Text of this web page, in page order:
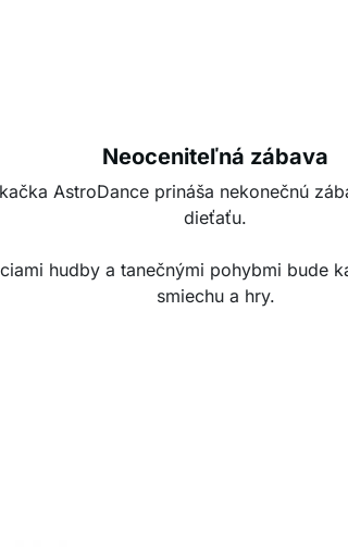
Neoceniteľná zábava
AstroDance prináša nekonečnú
dieťaťu.
hudby a tanečnými pohybmi bude
smiechu a hry.